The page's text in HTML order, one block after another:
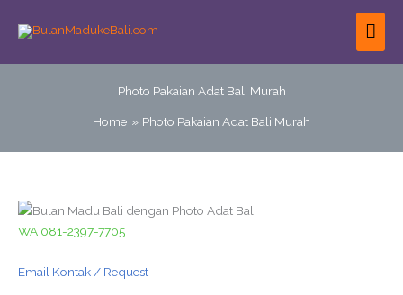
Photo Pakaian Adat Bali Murah
Home Photo Pakaian Adat Bali Murah
WA 081-2397-7705
Email Kontak / Request